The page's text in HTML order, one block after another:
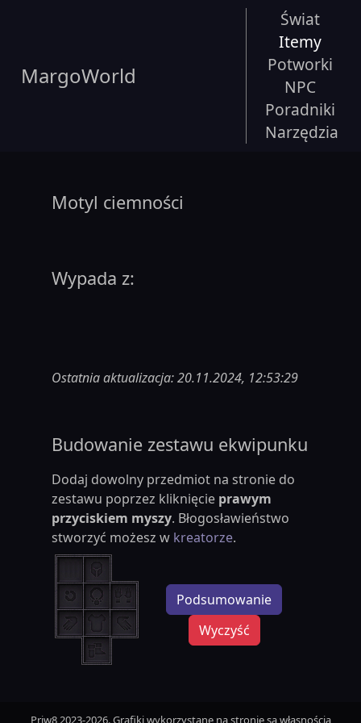
MargoWorld
Świat
Itemy
Potworki
NPC
Poradniki
Narzędzia
Motyl ciemności
Wypada z:
Ostatnia aktualizacja: 20.11.2024, 12:53:29
Budowanie zestawu ekwipunku
Dodaj dowolny przedmiot na stronie do
zestawu poprzez kliknięcie prawym
przyciskiem myszy. Błogosławieństwo
stworzyć możesz w kreatorze.
Podsumowanie
Wyczyść
Priw8 2023-2026. Grafiki wykorzystane na stronie są własnością